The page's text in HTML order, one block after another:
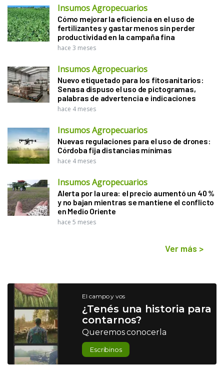
Insumos Agropecuarios
Cómo mejorar la eficiencia en el uso de
fertilizantes y gastar menos sin perder
productividad en la campaña fina
hace 3 meses
Insumos Agropecuarios
Nuevo etiquetado para los fitosanitarios:
Senasa dispuso el uso de pictogramas,
palabras de advertencia e indicaciones
hace 4 meses
Insumos Agropecuarios
Nuevas regulaciones para el uso de drones:
Córdoba fija distancias mínimas
hace 4 meses
Insumos Agropecuarios
Alerta por la urea: el precio aumentó un 40 %
y no bajan mientras se mantiene el conflicto
en Medio Oriente
hace 5 meses
Ver más >
El campo y vos
¿Tenés una historia para
contarnos?
Queremos conocerla
Escribinos